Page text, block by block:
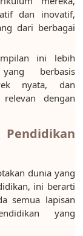
dan inovatif,
dari berbagai
ini lebih
berbasis
nyata, dan
dengan
dunia yang
ini berarti
semua lapisan
yang